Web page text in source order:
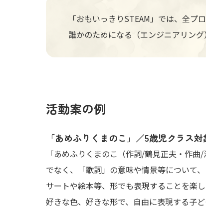
「おもいっきりSTEAM」では、全
誰かのためになる（エンジニアリン
活動案の例
「あめふりくまのこ」／5歳児クラス対
「あめふりくまのこ（作詞/鶴見正夫・作
でなく、「歌詞」の意味や情景等について
サートや絵本等、形でも表現することを楽し
好きな色、好きな形で、自由に表現する子